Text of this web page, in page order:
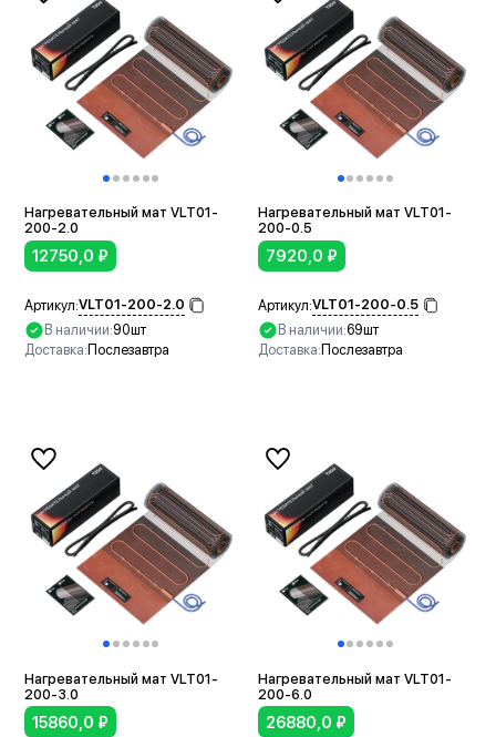
Нагревательный мат VLT01-
200-2.0
12750,0 ₽
Артикул:VLT01-200-2.0
В наличии:90шт
Доставка:Послезавтра
Нагревательный мат VLT01-
200-0.5
7920,0 ₽
Артикул:VLT01-200-0.5
В наличии:69шт
Доставка:Послезавтра
Нагревательный мат VLT01-
200-3.0
15860,0 ₽
Нагревательный мат VLT01-
200-6.0
26880,0 ₽